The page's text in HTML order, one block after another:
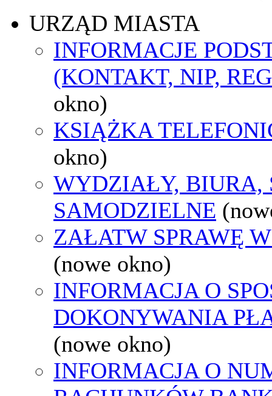
URZĄD MIASTA
INFORMACJE
(KONTAKT, NIP,
okno)
KSIĄŻKA
okno)
WYDZIAŁY, BIURA,
SAMODZIELNE
ZAŁATW SPRAWĘ
(nowe okno)
INFORMACJA O
DOKONYWANIA
(nowe okno)
INFORMACJA O